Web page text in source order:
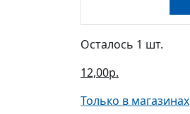
Осталось 1 шт.
12,00р.
Только в магазинах